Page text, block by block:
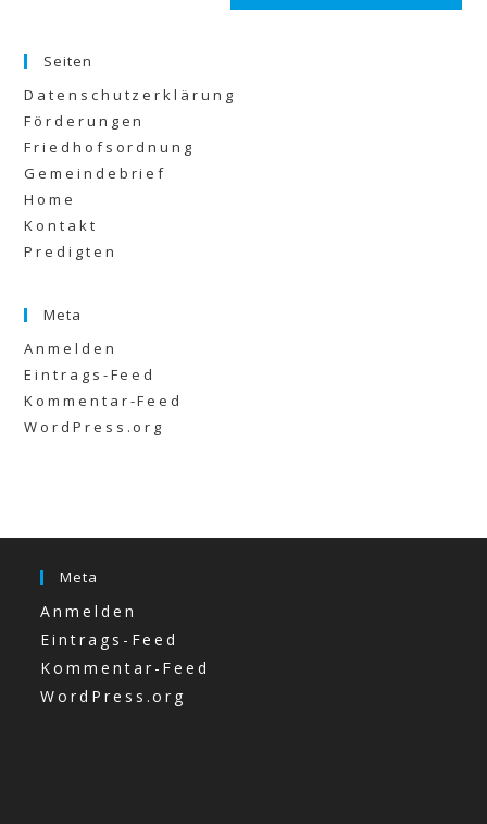
Seiten
Datenschutzerklärung
Förderungen
Friedhofsordnung
Gemeindebrief
Home
Kontakt
Predigten
Meta
Anmelden
Eintrags-Feed
Kommentar-Feed
WordPress.org
Meta
Anmelden
Eintrags-Feed
Kommentar-Feed
WordPress.org